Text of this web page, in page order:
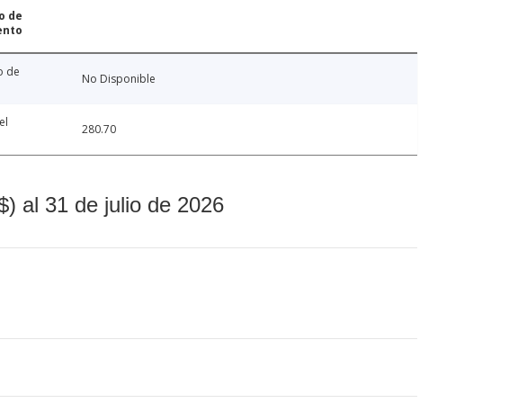
de
de
No Disponible
280.70
al 31 de julio de 2026